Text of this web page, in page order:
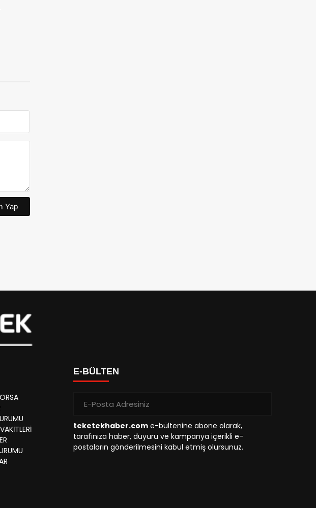
Yap
E-BÜLTEN
teketekhaber.com e-bültenine abone olarak,
tarafınıza haber, duyuru ve kampanya içerikli e-
postaların gönderilmesini kabul etmiş olursunuz.